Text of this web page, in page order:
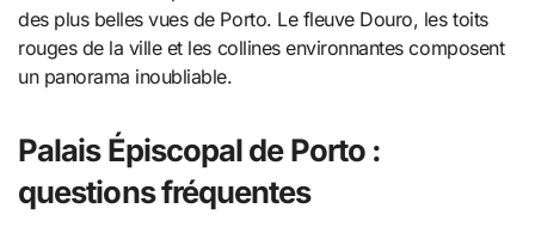
des plus belles vues de Porto. Le fleuve Douro, les toits
rouges de la ville et les collines environnantes composent
un panorama inoubliable.
Palais Épiscopal de Porto :
questions fréquentes